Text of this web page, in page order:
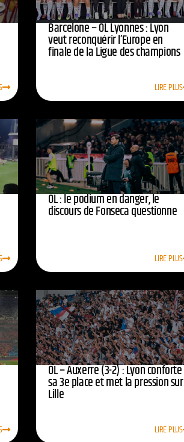
Barcelone – OL Lyonnes : Lyon
veut reconquérir l’Europe en
finale de la Ligue des champions
LIRE PLUS
OL : le podium en danger, le
discours de Fonseca questionne
LIRE PLUS
OL – Auxerre (3-2) : Lyon conforte
sa 3e place et met la pression sur
Lille
LIRE PLUS